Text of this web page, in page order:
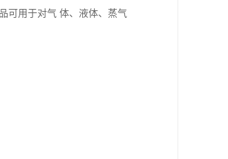
可用于对气 体、液体、蒸气